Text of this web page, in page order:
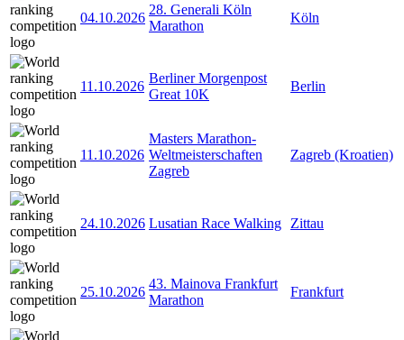
04.10.2026
28. Generali Köln
Marathon
Köln
11.10.2026
Berliner Morgenpost
Great 10K
Berlin
11.10.2026
Masters Marathon-
Weltmeisterschaften
Zagreb
Zagreb (Kroatien)
24.10.2026 Lusatian Race Walking Zittau
25.10.2026
43. Mainova Frankfurt
Marathon
Frankfurt